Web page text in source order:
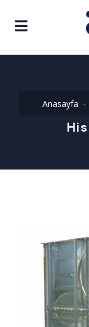
Anasayfa